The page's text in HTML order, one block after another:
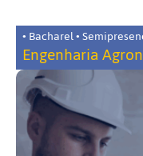
• Bacharel •
Engenharia